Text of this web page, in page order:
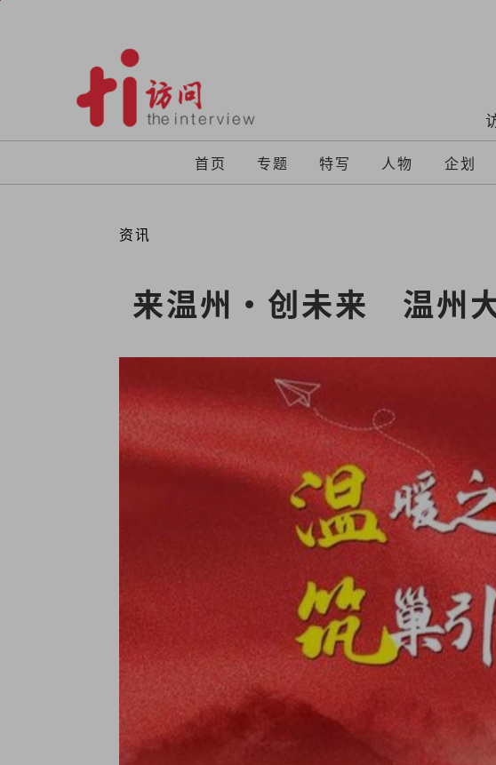
首页 专题 特写 人物 企划
资讯
来温州·创未来　温州